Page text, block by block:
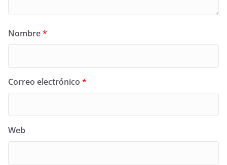
Nombre*
Correo electrónico *
Web